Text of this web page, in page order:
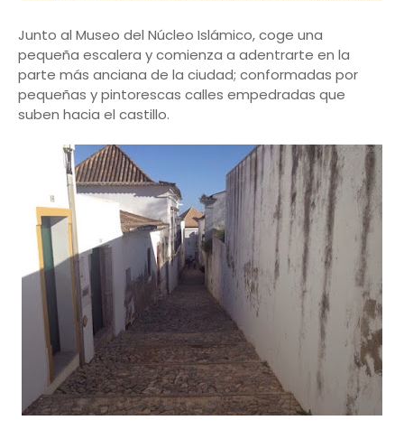
Junto al Museo del Núcleo Islámico, coge una
pequeña escalera y comienza a adentrarte en la
parte más anciana de la ciudad; conformadas por
pequeñas y pintorescas calles empedradas que
suben hacia el castillo.